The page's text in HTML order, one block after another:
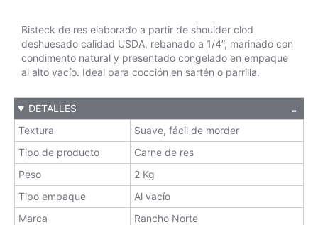
Bisteck de res elaborado a partir de shoulder clod
deshuesado calidad USDA, rebanado a 1/4”, marinado con
condimento natural y presentado congelado en empaque
al alto vacío. Ideal para cocción en sartén o parrilla.
DETALLES
Textura
Suave, fácil de morder
Tipo de producto
Carne de res
Peso
2 Kg
Tipo empaque
Al vacío
Marca
Rancho Norte